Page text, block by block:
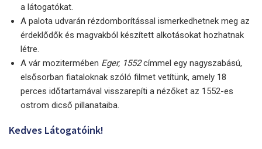
a látogatókat.
A palota udvarán rézdomborítással ismerkedhetnek meg az
érdeklődők és magvakból készített alkotásokat hozhatnak
létre.
A vár mozitermében Eger, 1552címmel egy nagyszabású,
elsősorban fiataloknak szóló filmet vetítünk, amely 18
perces időtartamával visszarepíti a nézőket az 1552-es
ostrom dicső pillanataiba.
Kedves Látogatóink!